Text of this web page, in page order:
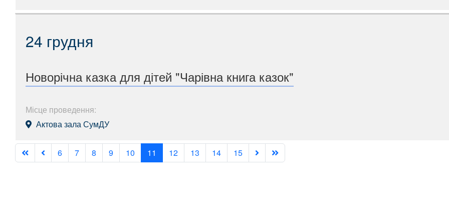
24 грудня
Новорічна казка для дітей "Чарівна книга казок"
Місце проведення:
Актова зала СумДУ
6 7 8 9 10 11 12 13 14 15